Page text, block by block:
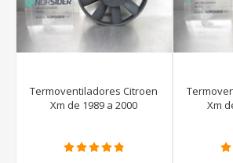
Termoventiladores Citroen
Xm de 1989 a 2000
Xm